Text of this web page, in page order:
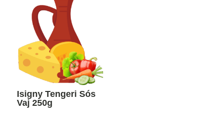
Isigny Tengeri Sós
Vaj 250g